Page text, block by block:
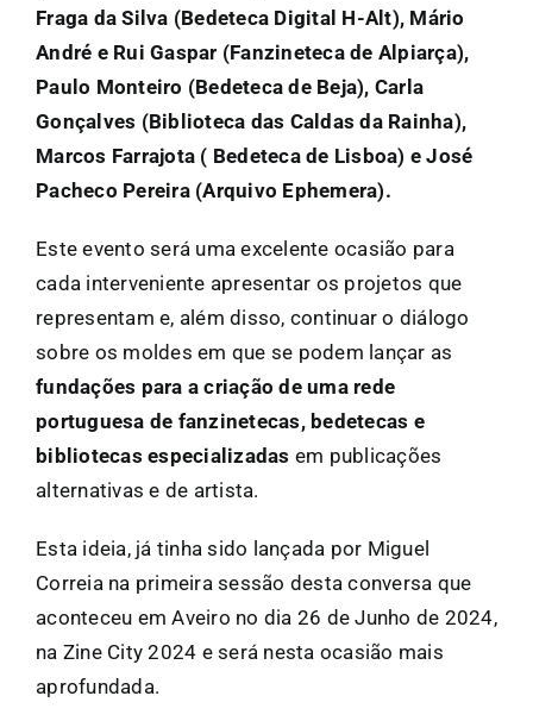
Fraga da Silva (Bedeteca Digital H-Alt), Mário
André e Rui Gaspar (Fanzineteca de Alpiarça),
Paulo Monteiro (Bedeteca de Beja), Carla
Gonçalves (Biblioteca das Caldas da Rainha),
Marcos Farrajota ( Bedeteca de Lisboa) e José
Pacheco Pereira (Arquivo Ephemera).
Este evento será uma excelente ocasião para
cada interveniente apresentar os projetos que
representam e, além disso, continuar o diálogo
sobre os moldes em que se podem lançar as
fundações para a criação de uma rede
portuguesa de fanzinetecas, bedetecas e
bibliotecas especializadas em publicações
alternativas e de artista.
Esta ideia, já tinha sido lançada por Miguel
Correia na primeira sessão desta conversa que
aconteceu em Aveiro no dia 26 de Junho de 2024,
na Zine City 2024 e será nesta ocasião mais
aprofundada.